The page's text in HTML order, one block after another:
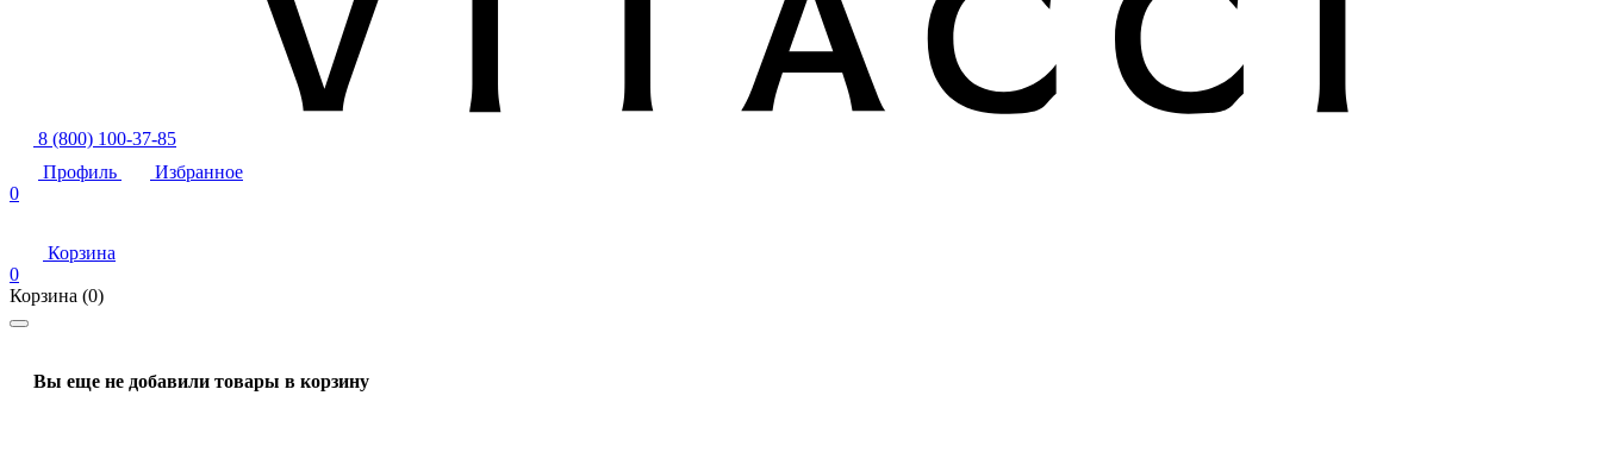
8 (800) 100-37-85
Профиль
Избранное
0
Корзина
0
Корзина (0)
Вы еще не добавили товары в корзину